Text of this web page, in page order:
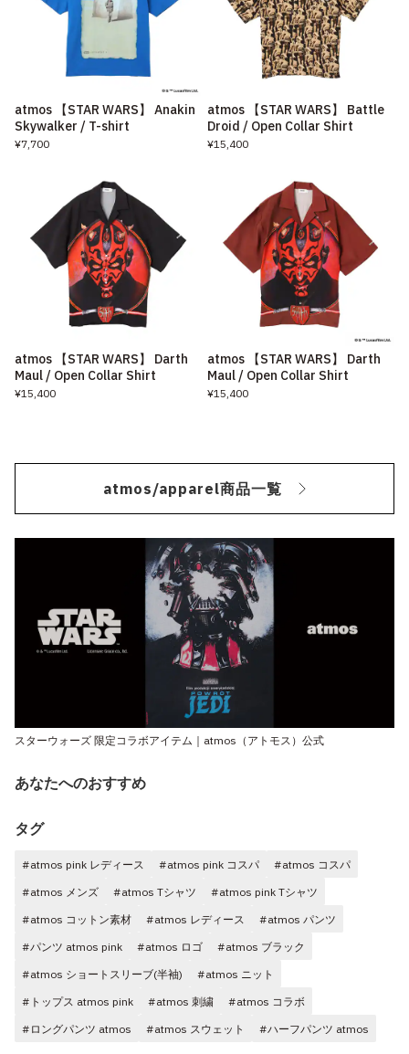
atmos 【STAR WARS】 Anakin
Skywalker / T-shirt
¥7,700
atmos 【STAR WARS】 Battle
Droid / Open Collar Shirt
¥15,400
atmos 【STAR WARS】 Darth
Maul / Open Collar Shirt
¥15,400
atmos 【STAR WARS】 Darth
Maul / Open Collar Shirt
¥15,400
atmos/apparel商品一覧
スターウォーズ 限定コラボアイテム｜atmos（アトモス）公式
あなたへのおすすめ
タグ
#atmos pink レディース #atmos pink コスパ
#atmos コスパ
#atmos メンズ
#atmos Tシャツ
#atmos pink Tシャツ
#atmos コットン素材
#atmos レディース
#atmos パンツ
#パンツ atmos pink
#atmos ロゴ
#atmos ブラック
#atmos ショートスリーブ(半袖)
#atmos ニット
#トップス atmos pink
#atmos 刺繍
#atmos コラボ
#ロングパンツ atmos
#atmos スウェット #ハーフパンツ atmos